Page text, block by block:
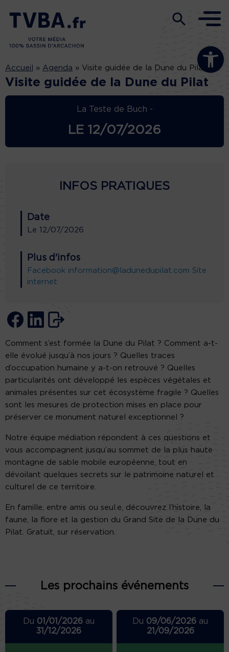
Ouvrir la
Accueil » Agenda » Visite guidée de la Dune du Pilat
Visite guidée de la Dune du Pilat
La Teste de Buch -
LE 12/07/2026
INFOS PRATIQUES
Date
Le 12/07/2026
Plus d'infos
Facebook information@ladunedupilat.com Site
internet
Comment s’est formée la Dune du Pilat ? Comment a-t-
elle évolué jusqu’à nos jours ? Quelles traces
d’occupation humaine y a-t-on retrouvé ? Quelles
particularités ont développé les espèces végétales et
animales présentes sur cet écosystème fragile ? Quelles
sont les mesures de protection mises en place pour
préserver ce monument naturel exceptionnel ?
Notre équipe médiation répondent à ces questions et
vous accompagnent jusqu’au sommet de la plus haute
montagne de sable mobile européenne, tout en
dévoilant quelques secrets sur le patrimoine naturel et
culturel de ce territoire.
En famille, entre amis ou seul.e, découvrez l’histoire, la
faune, la flore et la gestion du Grand Site de la Dune du
Pilat. Gratuit, sur réservation.
Les prochains événements
Du 01/01/2026au
31/12/2026
Du 09/06/2026 au
21/09/2026